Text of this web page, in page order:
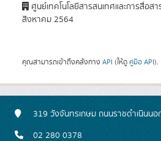
ศูนย์เทคโนโลยีสารสนเทศและการสื่อส
สิงหาคม 2564
คุณสามารถเข้าถึงคลังทาง API (ให้ดู คู่มือ API).
319 วังจันทรเกษม ถนนราชดำเนินน
02 280 0378